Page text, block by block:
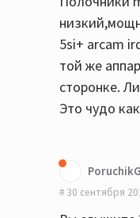
5si+ arcam
той же
сторонке.
Это чудо
30 сентября